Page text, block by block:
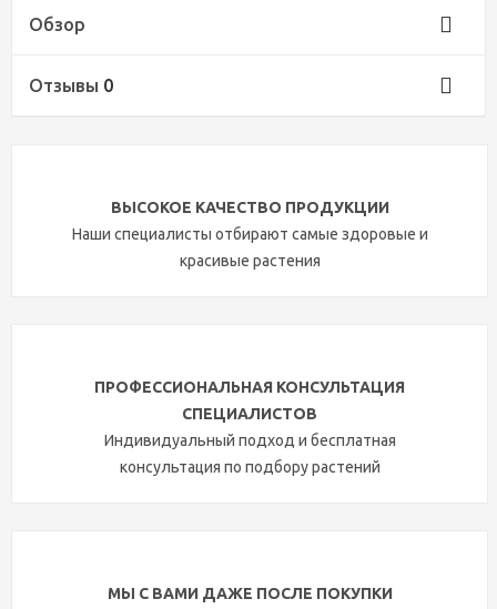
Обзор
Отзывы 0
ВЫСОКОЕ КАЧЕСТВО ПРОДУКЦИИ
Наши специалисты отбирают самые здоровые и
красивые растения
ПРОФЕССИОНАЛЬНАЯ КОНСУЛЬТАЦИЯ
СПЕЦИАЛИСТОВ
Индивидуальный подход и бесплатная
консультация по подбору растений
МЫ С ВАМИ ДАЖЕ ПОСЛЕ ПОКУПКИ